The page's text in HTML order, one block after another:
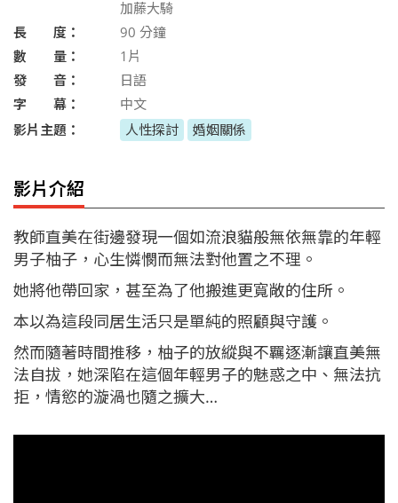
加藤大騎
長 度：
90 分鐘
數 量：
1片
發 音：
日語
字 幕：
中文
影片主題：
人性探討 婚姻關係
影片介紹
教師直美在街邊發現一個如流浪貓般無依無靠的年輕
男子柚子，心生憐憫而無法對他置之不理。
她將他帶回家，甚至為了他搬進更寬敞的住所。
本以為這段同居生活只是單純的照顧與守護。
然而隨著時間推移，柚子的放縱與不羈逐漸讓直美無
法自拔，她深陷在這個年輕男子的魅惑之中、無法抗
拒，情慾的漩渦也隨之擴大…